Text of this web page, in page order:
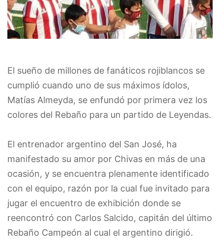
El sueño de millones de fanáticos rojiblancos se
cumplió cuando uno de sus máximos ídolos,
Matías Almeyda, se enfundó por primera vez los
colores del Rebaño para un partido de Leyendas.
El entrenador argentino del San José, ha
manifestado su amor por Chivas en más de una
ocasión, y se encuentra plenamente identificado
con el equipo, razón por la cual fue invitado para
jugar el encuentro de exhibición donde se
reencontró con Carlos Salcido, capitán del último
Rebaño Campeón al cual el argentino dirigió.